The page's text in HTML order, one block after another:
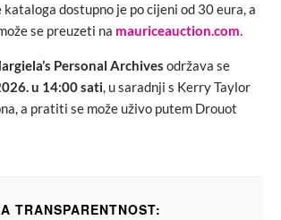
kataloga dostupno je po cijeni od 30 eura, a
se preuzeti na mauriceauction.com.
Personal Archives održava se
u 14:00 sati, u saradnji s Kerry Taylor
a pratiti se može uživo putem Drouot
TRANSPARENTNOST: